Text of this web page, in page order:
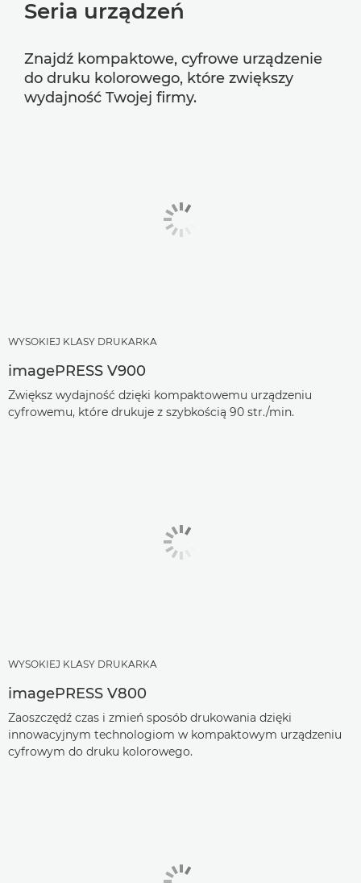
Seria urządzeń
Znajdź kompaktowe, cyfrowe urządzenie
do druku kolorowego, które zwiększy
wydajność Twojej firmy.
WYSOKIEJ KLASY DRUKARKA
imagePRESS V900
Zwiększ wydajność dzięki kompaktowemu urządzeniu
cyfrowemu, które drukuje z szybkością 90 str./min.
WYSOKIEJ KLASY DRUKARKA
imagePRESS V800
Zaoszczędź czas i zmień sposób drukowania dzięki
innowacyjnym technologiom w kompaktowym urządzeniu
cyfrowym do druku kolorowego.